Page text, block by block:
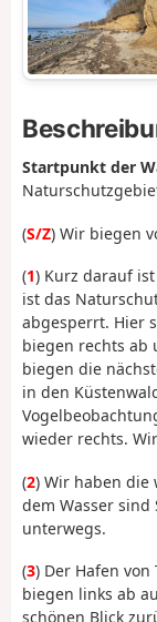
Startpunkt der
(S/Z) Wir biegen
(1) Kurz darauf
ist das
abgesperrt. Hier
biegen rechts ab
biegen die
in den
wieder rechts.
(2) Wir haben die
dem Wasser sind
unterwegs.
(3) Der Hafen
biegen links ab
schönen Blick